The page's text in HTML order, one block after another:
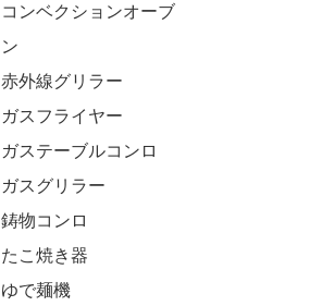
コンベクションオーブ
ン
赤外線グリラー
ガスフライヤー
ガステーブルコンロ
ガスグリラー
鋳物コンロ
たこ焼き器
ゆで麺機